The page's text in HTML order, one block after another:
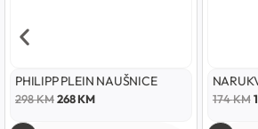
PHILIPP PLEIN NAUŠNICE
298KM268KM 174KM